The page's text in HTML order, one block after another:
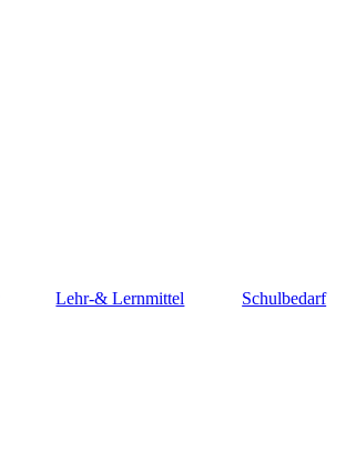
Lehr-& Lernmittel Schulbedarf